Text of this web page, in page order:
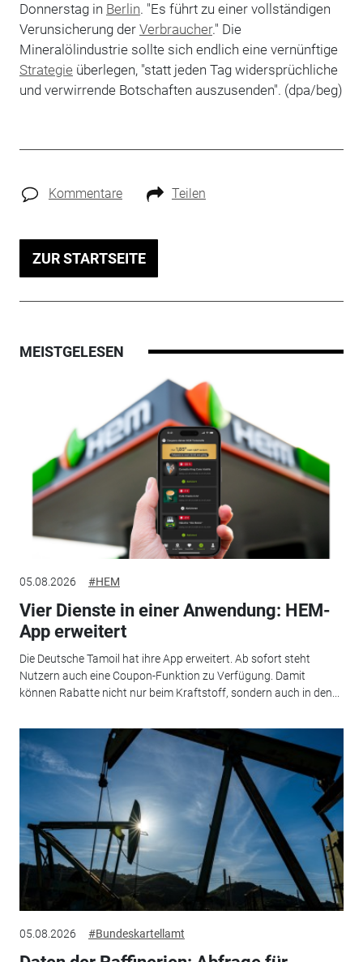
Donnerstag in Berlin. "Es führt zu einer vollständigen
Verunsicherung der Verbraucher." Die
Mineralölindustrie sollte sich endlich eine vernünftige
Strategie überlegen, "statt jeden Tag widersprüchliche
und verwirrende Botschaften auszusenden". (dpa/beg)
Kommentare Teilen
ZUR STARTSEITE
MEISTGELESEN
05.08.2026 #HEM
Vier Dienste in einer Anwendung: HEM-
App erweitert
Die Deutsche Tamoil hat ihre App erweitert. Ab sofort steht
Nutzern auch eine Coupon-Funktion zu Verfügung. Damit
können Rabatte nicht nur beim Kraftstoff, sondern auch in den...
05.08.2026 #Bundeskartellamt